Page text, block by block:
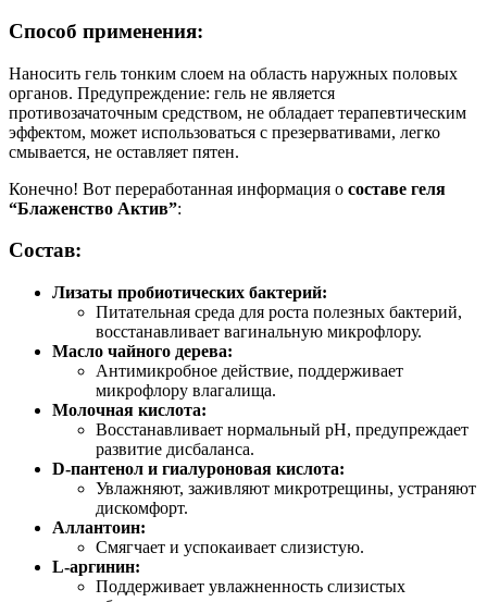
Способ применения:
Наносить гель тонким слоем на область наружных половых
органов. Предупреждение: гель не является
противозачаточным средством, не обладает терапевтическим
эффектом, может использоваться с презервативами, легко
смывается, не оставляет пятен.
Конечно! Вот переработанная информация о составе геля
“Блаженство Актив”:
Состав:
Лизаты пробиотических бактерий:
Питательная среда для роста полезных бактерий,
восстанавливает вагинальную микрофлору.
Масло чайного дерева:
Антимикробное действие, поддерживает
микрофлору влагалища.
Молочная кислота:
Восстанавливает нормальный pH, предупреждает
развитие дисбаланса.
D-пантенол и гиалуроновая кислота:
Увлажняют, заживляют микротрещины, устраняют
дискомфорт.
Аллантоин:
Смягчает и успокаивает слизистую.
L-аргинин:
Поддерживает увлажненность слизистых